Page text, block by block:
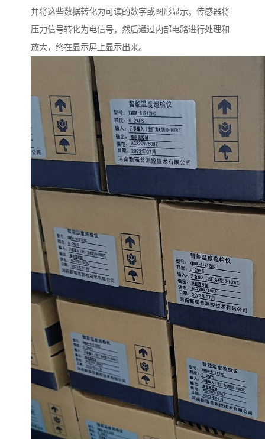
并将这些数据转化为可读的数字或图形显示。传感器将
压力信号转化为电信号，然后通过内部电路进行处理和
放大，终在显示屏上显示出来。